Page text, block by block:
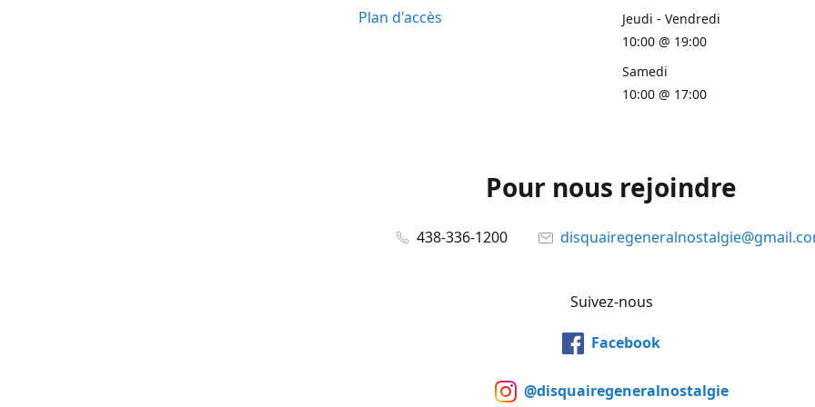
Plan d'accès
Jeudi - Vendredi
10:00 @ 19:00
Samedi
10:00 @ 17:00
Pour nous rejoindre
438-336-1200
Suivez-nous
Facebook
@disquairegeneralnostalgie